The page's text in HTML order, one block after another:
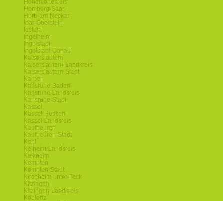
Hohenlohekreis
Homburg-Saar
Horb-am-Neckar
Idar-Oberstein
Idstein
Ingelheim
Ingolstadt
Ingolstadt-Donau
Kaiserslautern
Kaiserslautern-Landkreis
Kaiserslautern-Stadt
Karben
Karlsruhe-Baden
Karlsruhe-Landkreis
Karlsruhe-Stadt
Kassel
Kassel-Hessen
Kassel-Landkreis
Kaufbeuren
Kaufbeuren-Stadt
Kehl
Kelheim-Landkreis
Kelkheim
Kempten
Kempten-Stadt
Kirchheim-unter-Teck
Kitzingen
Kitzingen-Landkreis
Koblenz